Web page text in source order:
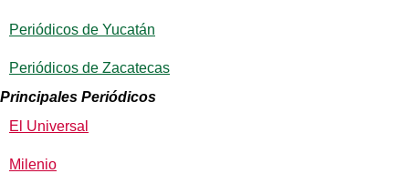
Periódicos de Yucatán
Periódicos de Zacatecas
Principales Periódicos
El Universal
Milenio